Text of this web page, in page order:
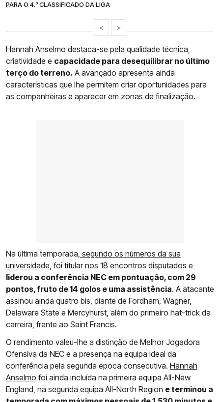
PARA O 4.º CLASSIFICADO DA LIGA
< >
Hannah Anselmo destaca-se pela qualidade técnica,
criatividade e capacidade para desequilibrar no último
terço do terreno. A avançado apresenta ainda
características que lhe permitem criar oportunidades para
as companheiras e aparecer em zonas de finalização.
Na última temporada, segundo os números da sua
universidade , foi titular nos 18 encontros disputados e
liderou a conferência NEC em pontuação, com 29
pontos, fruto de 14 golos e uma assistência. A atacante
assinou ainda quatro bis, diante de Fordham, Wagner,
Delaware State e Mercyhurst, além do primeiro hat-trick da
carreira, frente ao Saint Francis.
O rendimento valeu-lhe a distinção de Melhor Jogadora
Ofensiva da NEC e a presença na equipa ideal da
conferência pela segunda época consecutiva. Hannah
Anselmo foi ainda incluída na primeira equipa All-New
England, na segunda equipa All-North Region e terminou a